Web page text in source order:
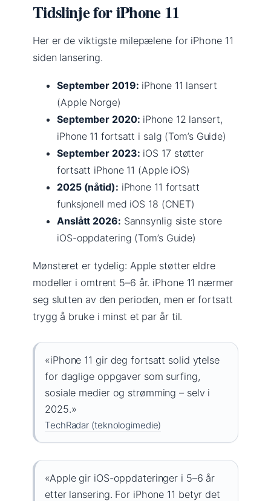
Tidslinje for iPhone 11
Her er de viktigste milepælene for iPhone 11
siden lansering.
September 2019: iPhone 11 lansert
(Apple Norge)
September 2020: iPhone 12 lansert,
iPhone 11 fortsatt i salg (Tom’s Guide)
September 2023: iOS 17 støtter
fortsatt iPhone 11 (Apple iOS)
2025 (nåtid): iPhone 11 fortsatt
funksjonell med iOS 18 (CNET)
Anslått 2026: Sannsynlig siste store
iOS-oppdatering (Tom’s Guide)
Mønsteret er tydelig: Apple støtter eldre
modeller i omtrent 5–6 år. iPhone 11 nærmer
seg slutten av den perioden, men er fortsatt
trygg å bruke i minst et par år til.
«iPhone 11 gir deg fortsatt solid ytelse
for daglige oppgaver som surfing,
sosiale medier og strømming – selv i
2025.»
TechRadar (teknologimedie)
«Apple gir iOS-oppdateringer i 5–6 år
etter lansering. For iPhone 11 betyr det